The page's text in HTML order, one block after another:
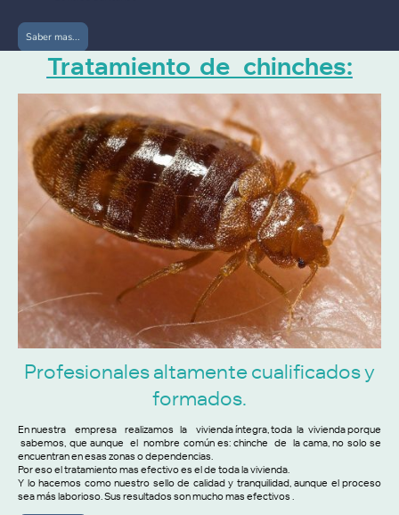
Saber mas...
Tratamiento de chinches:
Profesionales altamente cualificados y
formados.
En nuestra empresa realizamos la vivienda íntegra, toda la vivienda porque
sabemos, que aunque el nombre común es: chinche de la cama, no solo se
encuentran en esas zonas o dependencias.
Por eso el tratamiento mas efectivo es el de toda la vivienda.
Y lo hacemos como nuestro sello de calidad y tranquilidad, aunque el proceso
sea más laborioso. Sus resultados son mucho mas efectivos .